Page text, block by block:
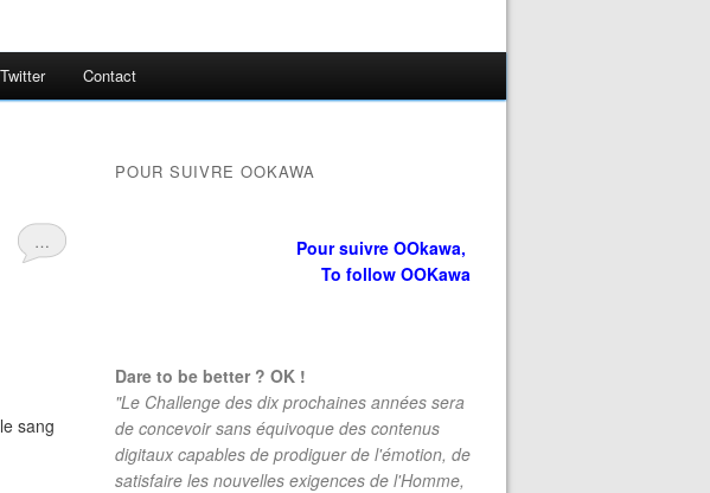
Contact
…
sang
POUR SUIVRE OOKAWA
Pour suivre OOkawa,
To follow OOKawa
Dare to be better ? OK !
"Le Challenge des dix prochaines années sera
de concevoir sans équivoque des contenus
digitaux capables de prodiguer de l'émotion, de
satisfaire les nouvelles exigences de l'Homme,